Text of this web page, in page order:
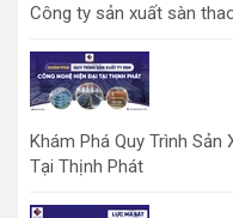
Công ty sản xuất sàn
Khám Phá Quy Trình Sản
Tại Thịnh Phát